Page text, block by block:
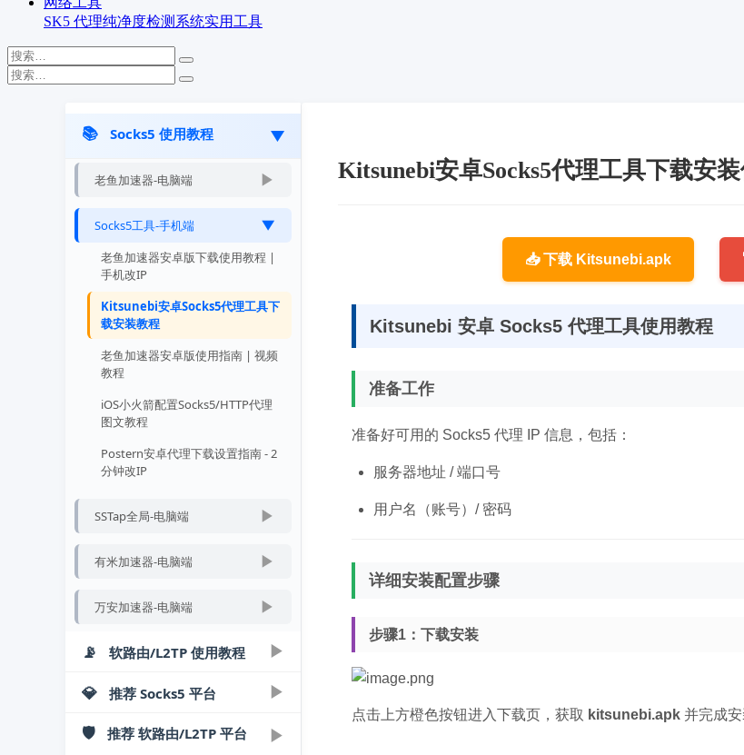
SK5 代理纯净度检测系统实用工具
📚 Socks5 使用教程 ▶
老鱼加速器-电脑端 ▶
单窗口单IP
老鱼加速器专业版下载使用教程 |
多开/IP隔离
老鱼加速器模拟器绑定视频教程 |
手游零延迟
老鱼加速器Socks5协议配置指南 |
视频教程
老鱼加速器自定义规则视频教程 |
智能分流
Socks5工具-手机端 ▶
老鱼加速器安卓版下载使用教程 |
手机改IP
Kitsunebi安卓Socks5代理工具下
载安装教程
老鱼加速器安卓版使用指南 | 视频
教程
iOS小火箭配置Socks5/HTTP代理
图文教程
Postern安卓代理下载设置指南 - 2
分钟改IP
SSTap全局-电脑端 ▶
置SOCKS5
SSTap工具下载及使用指南 | 视频
教程
有米加速器-电脑端 ▶
程
有米网游加速器绑定安卓模拟器图
文教程
万安加速器-电脑端 ▶
置指南
万安加速器模拟器绑定视频教程
📡 软路由/L2TP 使用教程 ▶
软路由导入IP教程 ▶
ROS软路由多WAN/多IP配置详解
安卓手机直连教程 ▶
💎 推荐 Socks5 平台 ▶
光子SK5 ▶
🛡️ 推荐 软路由/L2TP 平台 ▶
Kitsunebi安卓Socks5代理工具下载安
📥 下载 Kitsunebi.apk
Kitsunebi 安卓 Socks5 代理工具使用教程
准备工作
准备好可用的 Socks5 代理 IP 信息，包括：
服务器地址 / 端口号
用户名（账号）/ 密码
详细安装配置步骤
步骤1：下载安装
点击上方橙色按钮进入下载页，获取 kitsunebi.apk 并完成安